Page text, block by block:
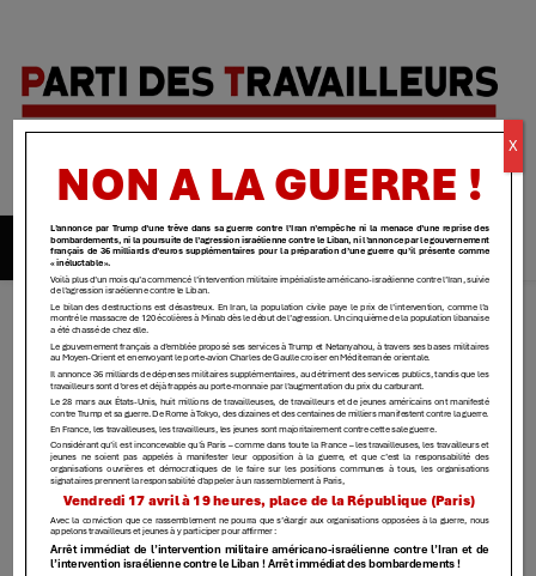
Parti des
travailleurs
| Yvelines
X